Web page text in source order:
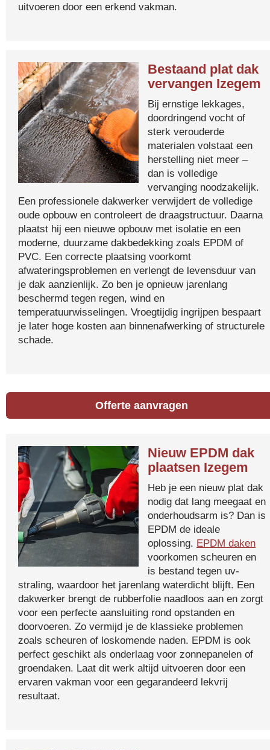
uitvoeren door een erkend vakman.
Bestaand plat dak
vervangen Izegem
Bij ernstige lekkages,
doordringend vocht of
sterk verouderde
materialen volstaat een
herstelling niet meer –
dan is volledige
vervanging noodzakelijk.
Een professionele dakwerker verwijdert de volledige
oude opbouw en controleert de draagstructuur. Daarna
plaatst hij een nieuwe opbouw met isolatie en een
moderne, duurzame dakbedekking zoals EPDM of
PVC. Een correcte plaatsing voorkomt
afwateringsproblemen en verlengt de levensduur van
je dak aanzienlijk. Zo ben je opnieuw jarenlang
beschermd tegen regen, wind en
temperatuurwisselingen. Vroegtijdig ingrijpen bespaart
je later hoge kosten aan binnenafwerking of structurele
schade.
Offerte aanvragen
Nieuw EPDM dak
plaatsen Izegem
Heb je een nieuw plat dak
nodig dat lang meegaat en
onderhoudsarm is? Dan is
EPDM de ideale
oplossing. EPDM daken
voorkomen scheuren en
is bestand tegen uv-
straling, waardoor het jarenlang waterdicht blijft. Een
dakwerker brengt de rubberfolie naadloos aan en zorgt
voor een perfecte aansluiting rond opstanden en
doorvoeren. Zo vermijd je de klassieke problemen
zoals scheuren of loskomende naden. EPDM is ook
perfect geschikt als onderlaag voor zonnepanelen of
groendaken. Laat dit werk altijd uitvoeren door een
ervaren vakman voor een gegarandeerd lekvrij
resultaat.